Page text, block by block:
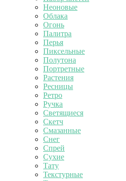
Неоновые
Облака
Огонь
Палитра
Перья
Пиксельные
Полутона
Портретные
Растения
Ресницы
Ретро
Ручка
Светящиеся
Скетч
Смазанные
Снег
Спрей
Сухие
Тату
Текстурные